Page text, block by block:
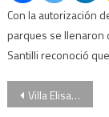
Con la autorización
parques se llenaron
Santilli reconoció
Navegación
Villa Elisa: la familia confirmó que el cuerpo es el de la odontóloga Gissella Solís Calle